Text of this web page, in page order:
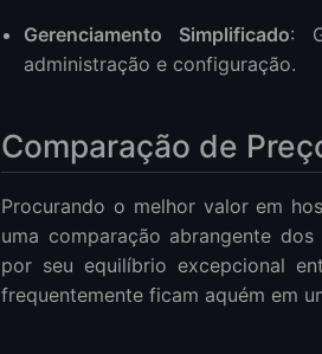
Gerenciamento Simplificado:
administração e configuração.
Comparação de
Procurando o melhor valor em
uma comparação abrangente
por seu equilíbrio excepcional
frequentemente ficam aquém em